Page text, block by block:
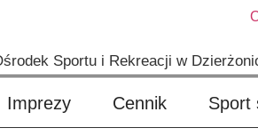
Sportu i Rekreacji w
Imprezy Cennik Sport